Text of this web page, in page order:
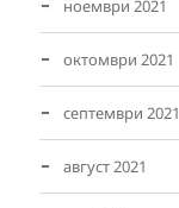
ноември 2021
октомври 2021
септември 2021
август 2021